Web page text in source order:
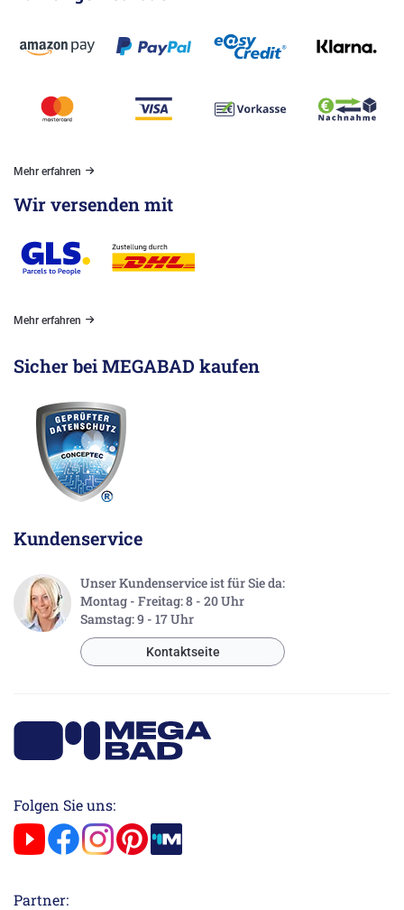
Mehr erfahren
Wir versenden mit
Mehr erfahren
Sicher bei MEGABAD kaufen
Kundenservice
Unser Kundenservice ist für Sie da:
Montag - Freitag: 8 - 20 Uhr
Samstag: 9 - 17 Uhr
Kontaktseite
Folgen Sie uns:
Partner: